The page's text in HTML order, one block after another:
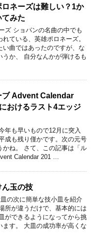
ネーズは難しい？1か
てみた
ズ ショパンの名曲の中でも
ている、英雄ポロネーズ。
い曲ではあったのですが、な
うか、 自分なんかが弾けるも
ブ Advent Calendar
おけるラスト4エッジ
年も早いもので12月に突入
成も残り僅かです。次の元号
かね。 さて、この記事は「ル
Calendar 201 …
ん玉の技
の次に簡単な技小皿を紹介
所が違うだけで、基本的には
ができるようになってから挑
ます。 大皿の成功率が高くな